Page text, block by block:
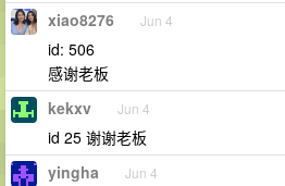
xiao8276 Jun 4
id: 506
感谢老板
kekxv Jun 4
id 25 谢谢老板
yingha Jun 4